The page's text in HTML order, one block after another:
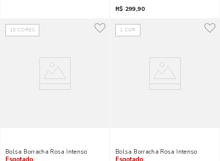
R$ 299,90
15 CORES
Bolsa Borracha Rosa Intenso
1 COR
Bolsa Borracha Rosa Intenso